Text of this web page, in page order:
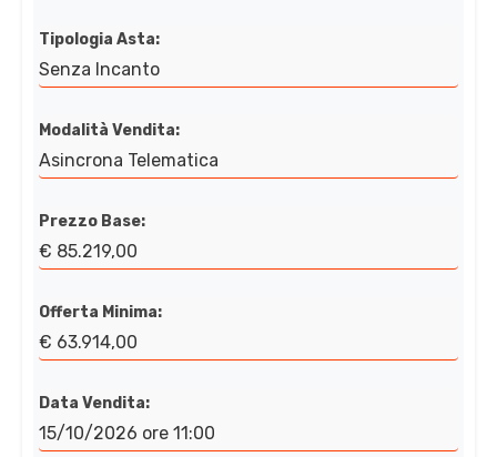
Tipologia Asta:
Senza Incanto
Modalità Vendita:
Asincrona Telematica
Prezzo Base:
€ 85.219,00
Offerta Minima:
€ 63.914,00
Data Vendita:
15/10/2026 ore 11:00